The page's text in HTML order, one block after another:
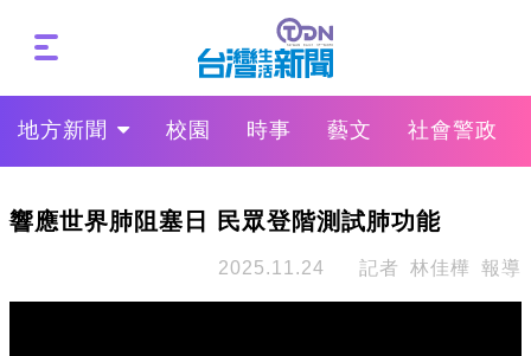
地方新聞 校園 時事 藝文 社會警政
響應世界肺阻塞日 民眾登階測試肺功能
2025.11.24 記者 林佳樺 報導